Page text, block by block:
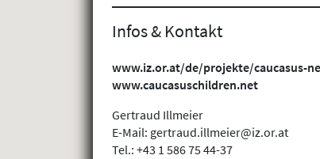
Infos & Kontakt
www.iz.or.at/de/projekte/caucasus-
www.caucasuschildren.net
Gertraud Illmeier
E-Mail: gertraud.illmeier@iz.or.at
Tel.: +43 1 586 75 44-37